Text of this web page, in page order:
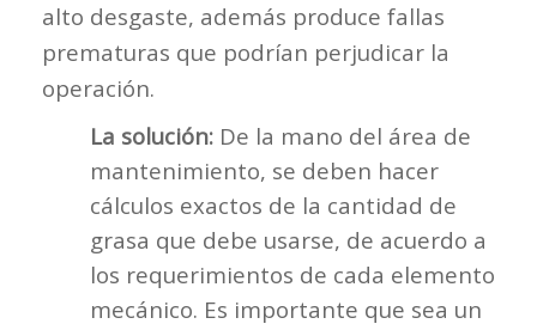
alto desgaste, además produce fallas
prematuras que podrían perjudicar la
operación.
La solución: De la mano del área de
mantenimiento, se deben hacer
cálculos exactos de la cantidad de
grasa que debe usarse, de acuerdo a
los requerimientos de cada elemento
mecánico. Es importante que sea un